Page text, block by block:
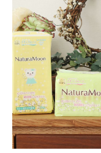
アカウント情報
ようこそ ゲスト 様
meeting_room ログイン